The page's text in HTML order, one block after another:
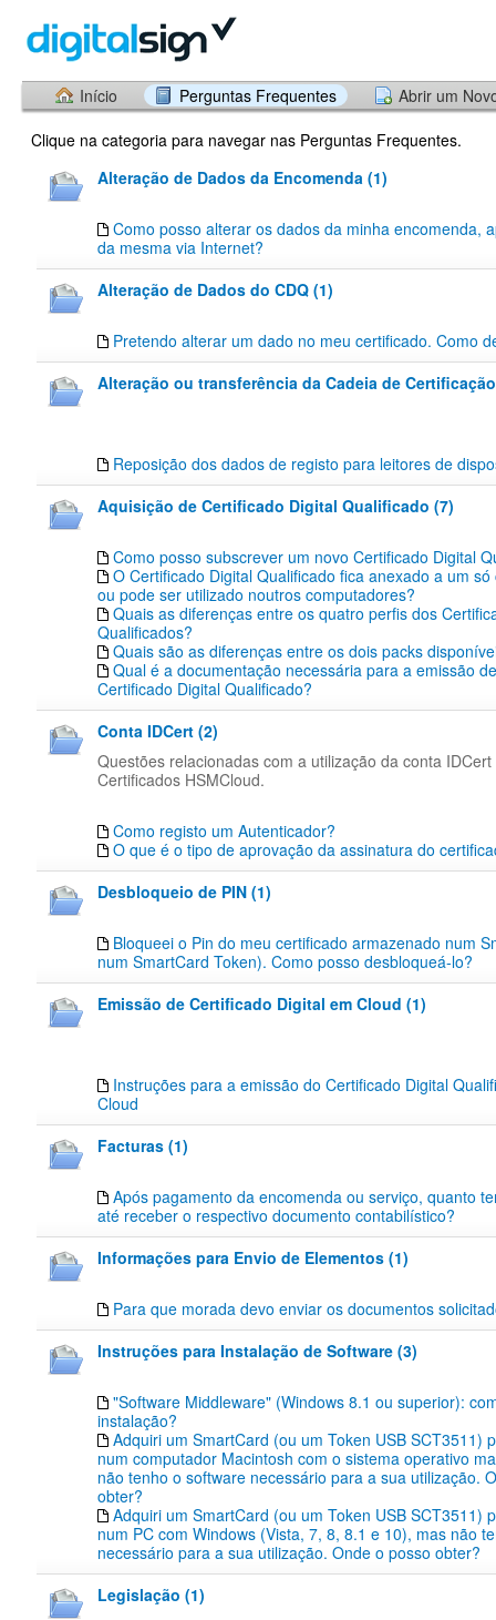
Início Perguntas Frequentes
Abrir um
Clique na categoria para navegar nas Perguntas Frequentes.
Alteração de Dados da Encomenda (1)
Como posso alterar os dados da minha encomenda,
da mesma via Internet?
Alteração de Dados do CDQ (1)
Pretendo alterar um dado no meu certificado. Como
Alteração ou transferência da Cadeia de
Reposição dos dados de registo para leitores de
Aquisição de Certificado Digital Qualificado (7)
Como posso subscrever um novo Certificado Digital
O Certificado Digital Qualificado fica anexado a um
ou pode ser utilizado noutros computadores?
Quais as diferenças entre os quatro perfis dos
Qualificados?
Quais são as diferenças entre os dois packs
Qual é a documentação necessária para a emissão
Certificado Digital Qualificado?
Conta IDCert (2)
Questões relacionadas com a utilização da conta
Certificados HSMCloud.
Como registo um Autenticador?
O que é o tipo de aprovação da assinatura do
Desbloqueio de PIN (1)
Bloqueei o Pin do meu certificado armazenado num
num SmartCard Token). Como posso desbloqueá-lo?
Emissão de Certificado Digital em Cloud (1)
Instruções para a emissão do Certificado Digital
Cloud
Facturas (1)
Após pagamento da encomenda ou serviço, quanto
até receber o respectivo documento contabilístico?
Informações para Envio de Elementos (1)
Para que morada devo enviar os documentos
Instruções para Instalação de Software (3)
"Software Middleware" (Windows 8.1 ou superior):
instalação?
Adquiri um SmartCard (ou um Token USB SCT3511)
num computador Macintosh com o sistema operativo
não tenho o software necessário para a sua utilização.
obter?
Adquiri um SmartCard (ou um Token USB SCT3511)
num PC com Windows (Vista, 7, 8, 8.1 e 10), mas não
necessário para a sua utilização. Onde o posso obter?
Legislação (1)